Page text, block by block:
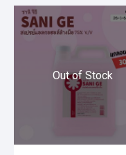
Out of Stock